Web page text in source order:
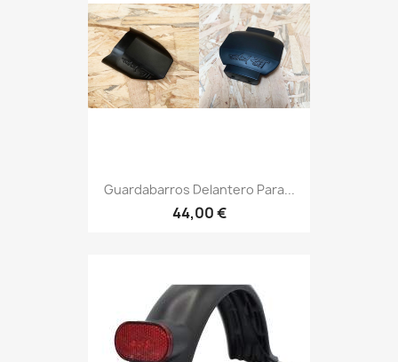
Guardabarros Delantero Para...
44,00 €